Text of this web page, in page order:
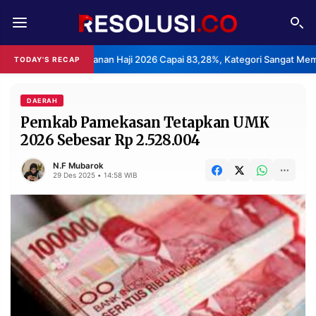
TODAY'S RECAP
Layanan Haji 2026 Capai 83,28%, Kategori Sangat Memuaskan. •
REDAKSI TENTANG
RESOLUSI IKLAN
RUBRIKASI
EDITORIAL AKSARA
DAERAH NASIONAL
MANCA SPORT
INFORMASI
DAERAH
Pemkab Pamekasan Tetapkan UMK
2026 Sebesar Rp 2.528.004
N.F Mubarok
29 Des 2025 • 14:58 WIB